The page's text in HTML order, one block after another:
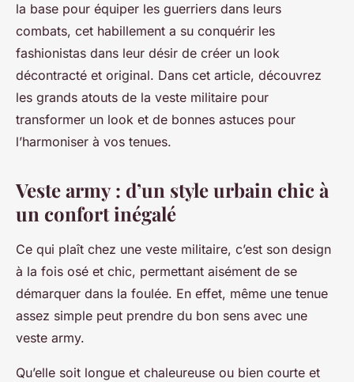
la base pour équiper les guerriers dans leurs
combats, cet habillement a su conquérir les
fashionistas dans leur désir de créer un look
décontracté et original. Dans cet article, découvrez
les grands atouts de la veste militaire pour
transformer un look et de bonnes astuces pour
l’harmoniser à vos tenues.
Veste army : d’un style urbain chic à
un confort inégalé
Ce qui plaît chez une veste militaire, c’est son design
à la fois osé et chic, permettant aisément de se
démarquer dans la foulée. En effet, même une tenue
assez simple peut prendre du bon sens avec une
veste army.
Qu’elle soit longue et chaleureuse ou bien courte et